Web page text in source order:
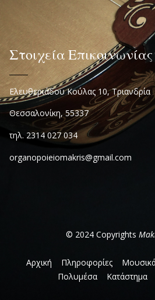
Στοιχεία Επικοινωνίας
Ελευθεριάδου Κούλας 10, Τριανδρία
Θεσσαλονίκη, 55337
τηλ. 2314 027 034
organopoieiomakris@gmail.com
© 2024 Copyrights
Αρχική Πληροφορίες
Πολυμέσα
Κατάστημα